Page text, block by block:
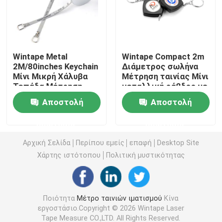
Μέτρο ταινιών διαμέτρων
Ζωικό βάρος που μετρά την ταινία
Εισελκόμενο μέτρο ταινιών σώματος
Μέση ανώτερη ταινία περιφέρειας βραχιόνων
Έγγραφο που μετρά την ταινία
μέτρο ταινιών χάλυβα
Wintape Metal
2M/80inches Keychain
Μίνι Μικρή Χάλυβα
Τεπάδα Μέτρηση
Μετρική & Inch Διπλή
Σκηνομετρία Χάλυβα
Τεπάδα
Αποστολή
Wintape Compact 2m
Διάμετρος σωλήνα
Μέτρηση ταινίας Μίνι
μεταλλική ράβδος με
κλειδαριό
Αποστολή
Αρχική Σελίδα Περίπου εμείς επαφή
Desktop Site
Χάρτης ιστότοπου
Πολιτική μυστικότητας
Ποιότητα Μέτρο ταινιών ιματισμού Κίνα
εργοστάσιο.Copyright © 2026 Wintape Laser
Tape Measure CO.,LTD. All Rights Reserved.